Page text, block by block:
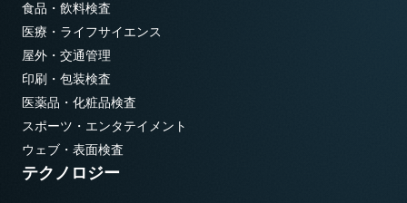
食品・飲料検査
医療・ライフサイエンス
屋外・交通管理
印刷・包装検査
医薬品・化粧品検査
スポーツ・エンタテイメント
ウェブ・表面検査
テクノロジー